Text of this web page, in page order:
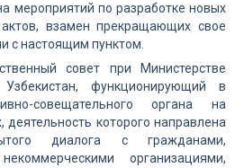
мероприятий по разработке новых
взамен прекращающих свое
с настоящим пунктом.
совет при Министерстве
функционирующий в
совещательного органа на
которого направлена
диалога с гражданами,
организациями,